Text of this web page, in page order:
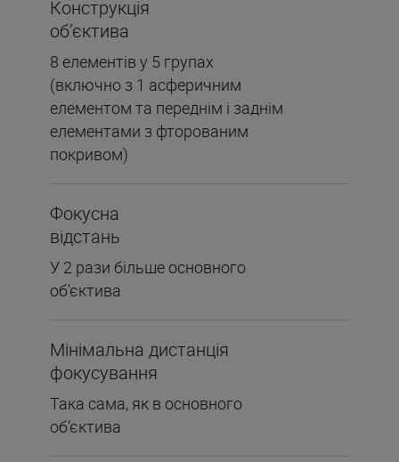
Конструкція
об’єктива
8 елементів у 5 групах
(включно з 1 асферичним
елементом та переднім і заднім
елементами з фторованим
покривом)
Фокусна
відстань
У 2 рази більше основного
об'єктива
Мінімальна дистанція
фокусування
Така сама, як в основного
об’єктива